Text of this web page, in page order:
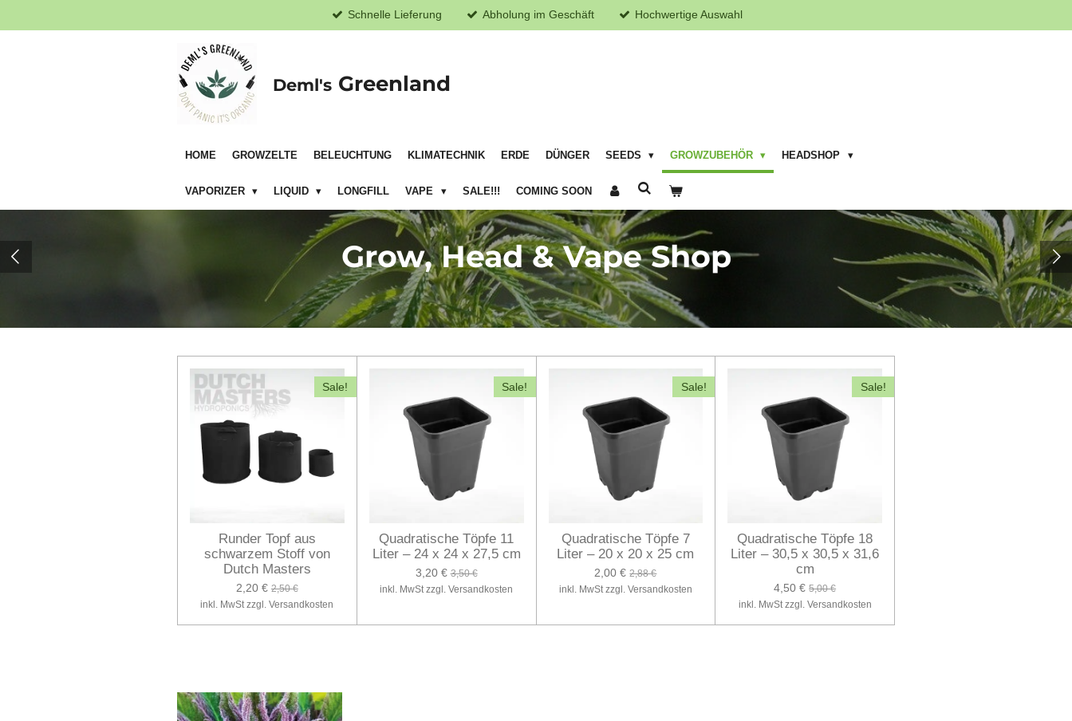
Hauptinhalt
Schnelle Lieferung Abholung im Geschäft Hochwertige Auswahl
Deml's Greenland
HOME GROWZELTE BELEUCHTUNG KLIMATECHNIK ERDE DÜNGER SEEDS GROWZUBEHÖR HEADSHOP
VAPORIZER LIQUID LONGFILL VAPE SALE!!! COMING SOON
Grow, Head & Vape Shop
Sale!
Runder Topf aus
schwarzem Stoff von
Dutch Masters
2,20 € 2,50 €
inkl. MwSt zzgl. Versandkosten
Sale!
Quadratische Töpfe 11
Liter – 24 x 24 x 27,5 cm
3,20 € 3,50 €
inkl. MwSt zzgl. Versandkosten
Sale!
Quadratische Töpfe 7
Liter – 20 x 20 x 25 cm
2,00 € 2,88 €
inkl. MwSt zzgl. Versandkosten
Sale!
Quadratische Töpfe 18
Liter – 30,5 x 30,5 x 31,6
cm
4,50 € 5,00 €
inkl. MwSt zzgl. Versandkosten